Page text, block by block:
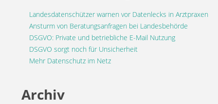
Landesdatenschützer warnen vor Datenlecks in Arztpraxen
Ansturm von Beratungsanfragen bei Landesbehörde
DSGVO: Private und betriebliche E-Mail Nutzung
DSGVO sorgt noch für Unsicherheit
Mehr Datenschutz im Netz
Archiv